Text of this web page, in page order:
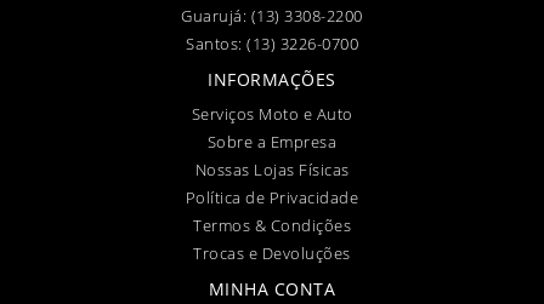
Guarujá: (13) 3308-2200
Santos: (13) 3226-0700
INFORMAÇÕES
Serviços Moto e Auto
Sobre a Empresa
Nossas Lojas Físicas
Política de Privacidade
Termos & Condições
Trocas e Devoluções
MINHA CONTA